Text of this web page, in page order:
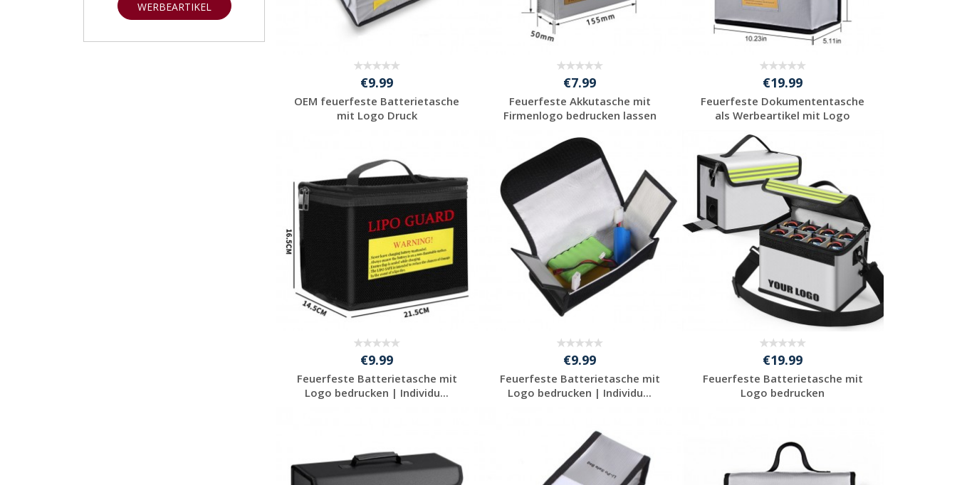
WERBEARTIKEL
€9.99
OEM feuerfeste Batterietasche
mit Logo Druck
anfordern
€7.99
Feuerfeste Akkutasche mit
Firmenlogo bedrucken lassen
Jetzt Angebot
anfordern
€19.99
Feuerfeste Dokumententasche
als Werbeartikel mit Logo
Jetzt Angebot
anfordern
€9.99
Feuerfeste Batterietasche mit
Logo bedrucken | Individu...
€9.99
Feuerfeste Batterietasche mit
Logo bedrucken | Individu...
anfordern
€19.99
Feuerfeste Batterietasche mit
Logo bedrucken